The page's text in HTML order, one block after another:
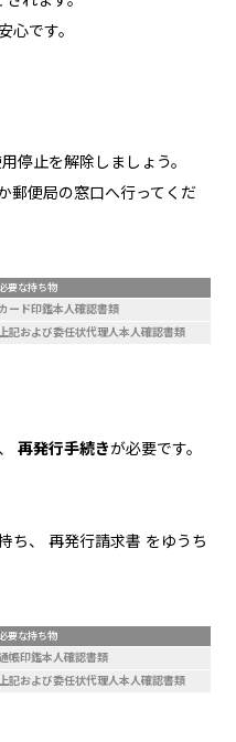
心です。
停止を解除しましょう。
郵便局の窓口へ行ってくだ
必要な持ち物
カード印鑑本人確認書類
上記および委任状代理人本人確認書類
再発行手続きが必要です。
ち、 再発行請求書 をゆうち
必要な持ち物
帳印鑑本人確認書類
上記および委任状代理人本人確認書類